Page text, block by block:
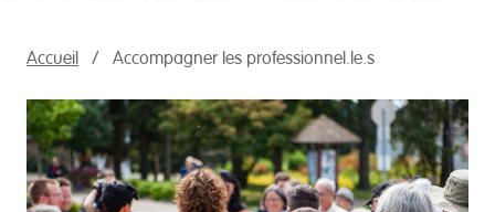
Accueil Accompagner les professionnel.le.s